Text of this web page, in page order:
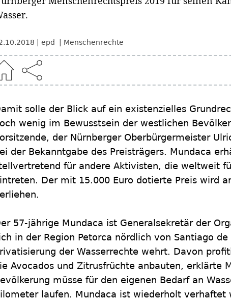
epd Menschenrechte
solle der Blick auf ein existenzielles
wenig im Bewusstsein der westlichen
der Nürnberger Oberbürgermeister
der Bekanntgabe des Preisträgers. Mundaca
für andere Aktivisten, die weltweit
Der mit 15.000 Euro dotierte Preis wird
57-jährige Mundaca ist Generalsekretär der
in der Region Petorca nördlich von Santiago
der Wasserrechte wehrt. Davon
Avocados und Zitrusfrüchte anbauten, erklärte
müsse für den eigenen Bedarf an
laufen. Mundaca ist wiederholt verhaftet